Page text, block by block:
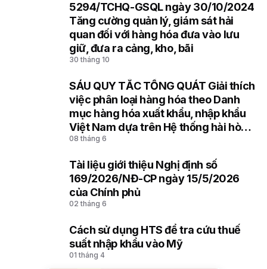
5294/TCHQ-GSQL ngày 30/10/2024
Tăng cường quản lý, giám sát hải
quan đối với hàng hóa đưa vào lưu
giữ, đưa ra cảng, kho, bãi
30 tháng 10
SÁU QUY TẮC TỔNG QUÁT Giải thích
việc phân loại hàng hóa theo Danh
mục hàng hóa xuất khẩu, nhập khẩu
Việt Nam dựa trên Hệ thống hài hòa
mô tả và mã hóa hàng hóa (HS) của
08 tháng 6
Tài liệu giới thiệu Nghị định số
169/2026/NĐ-CP ngày 15/5/2026
của Chính phủ
02 tháng 6
Cách sử dụng HTS để tra cứu thuế
suất nhập khẩu vào Mỹ
01 tháng 4